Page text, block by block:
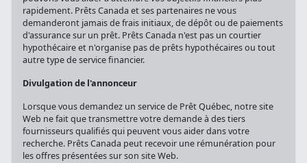
rapidement. Prêts Canada et ses partenaires ne vous
demanderont jamais de frais initiaux, de dépôt ou de paiements
d'assurance sur un prêt. Prêts Canada n'est pas un courtier
hypothécaire et n'organise pas de prêts hypothécaires ou tout
autre type de service financier.
Divulgation de l'annonceur
Lorsque vous demandez un service de Prêt Québec, notre site
Web ne fait que transmettre votre demande à des tiers
fournisseurs qualifiés qui peuvent vous aider dans votre
recherche. Prêts Canada peut recevoir une rémunération pour
les offres présentées sur son site Web.